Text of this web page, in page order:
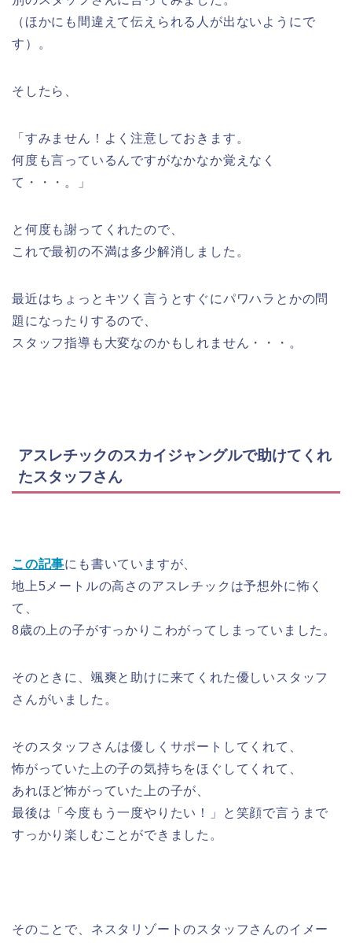
（ほかにも間違えて伝えられる人が出ないようにで
す）。
そしたら、
「すみません！よく注意しておきます。
何度も言っているんですがなかなか覚えなく
て・・・。」
と何度も謝ってくれたので、
これで最初の不満は多少解消しました。
最近はちょっとキツく言うとすぐにパワハラとかの問
題になったりするので、
スタッフ指導も大変なのかもしれません・・・。
アスレチックのスカイジャングルで助けてくれ
たスタッフさん
この記事にも書いていますが、
地上5メートルの高さのアスレチックは予想外に怖く
て、
8歳の上の子がすっかりこわがってしまっていました。
そのときに、颯爽と助けに来てくれた優しいスタッフ
さんがいました。
そのスタッフさんは優しくサポートしてくれて、
怖がっていた上の子の気持ちをほぐしてくれて、
あれほど怖がっていた上の子が、
最後は「今度もう一度やりたい！」と笑顔で言うまで
すっかり楽しむことができました。
そのことで、ネスタリゾートのスタッフさんのイメー